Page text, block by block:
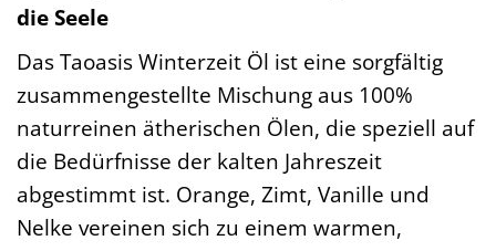
die Seele
Das Taoasis Winterzeit Öl ist eine sorgfältig
zusammengestellte Mischung aus 100%
naturreinen ätherischen Ölen, die speziell auf
die Bedürfnisse der kalten Jahreszeit
abgestimmt ist. Orange, Zimt, Vanille und
Nelke vereinen sich zu einem warmen,